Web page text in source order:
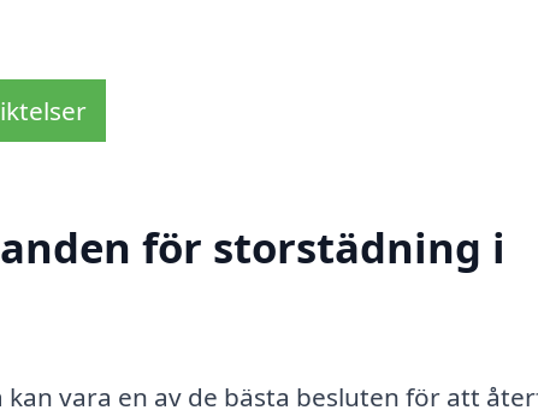
för storstädning i
vara en av de bästa besluten för att